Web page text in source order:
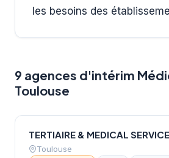
les besoins des
9 agences d'intérim
Toulouse
TERTIAIRE & MEDICAL
Toulouse